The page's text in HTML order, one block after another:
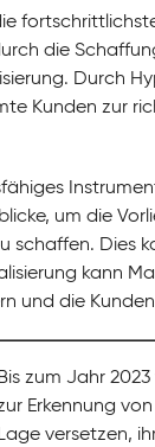
die
Durch
Kunden zur
um die
Dies
kann
und die
zum Jahr
Erkennung
versetzen,